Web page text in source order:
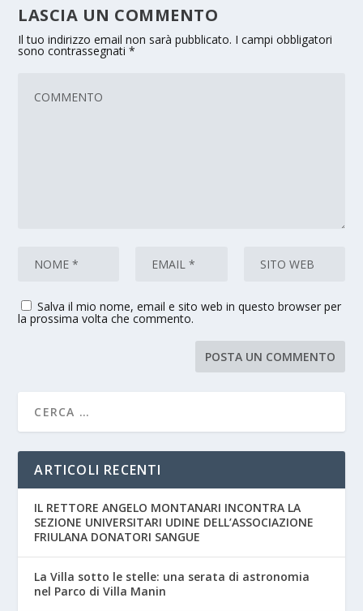
LASCIA UN COMMENTO
Il tuo indirizzo email non sarà pubblicato. I campi obbligatori
sono contrassegnati*
Salva il mio nome, email e sito web in questo browser per
la prossima volta che commento.
ARTICOLI RECENTI
IL RETTORE ANGELO MONTANARI INCONTRA LA
SEZIONE UNIVERSITARI UDINE DELL’ASSOCIAZIONE
FRIULANA DONATORI SANGUE
La Villa sotto le stelle: una serata di astronomia
nel Parco di Villa Manin